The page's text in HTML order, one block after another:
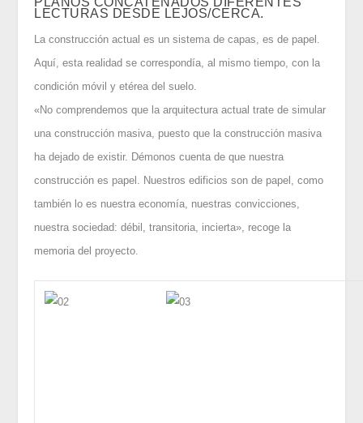
LECTURAS DESDE LEJOS/CERCA.
La construcción actual es un sistema de capas, es de papel.
Aquí, esta realidad se correspondía, al mismo tiempo, con la
condición móvil y etérea del suelo.
«No comprendemos que la arquitectura actual trate de simular
una construcción masiva, puesto que la construcción masiva
ha dejado de existir. Démonos cuenta de que nuestra
construcción es papel. Nuestros edificios son de papel, como
también lo es nuestra economía, nuestras convicciones,
nuestra sociedad: débil, transitoria, incierta», recoge la
memoria del proyecto.